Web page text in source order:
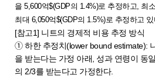
을 5,600억$(GDP의 1.4%)로 추정하고, 최
최대 6,050억$(GDP의 1.5%)로 추정하고 있
[참고1] 니트의 경제적 비용 추정 방식
➀ 하한 추정치(lower bound estimate):
을 받는다는 가정 아래, 성과 연령이 동
의 2/3를 받는다고 가정한다.